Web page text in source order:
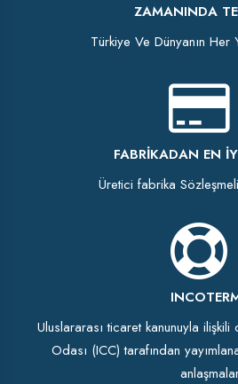
ZAMANINDA
Türkiye Ve Dünyanın
FABRIKADAN EN
Üretici fabrika
Uluslararası ticaret kanunuyla
Odası (ICC) tarafından